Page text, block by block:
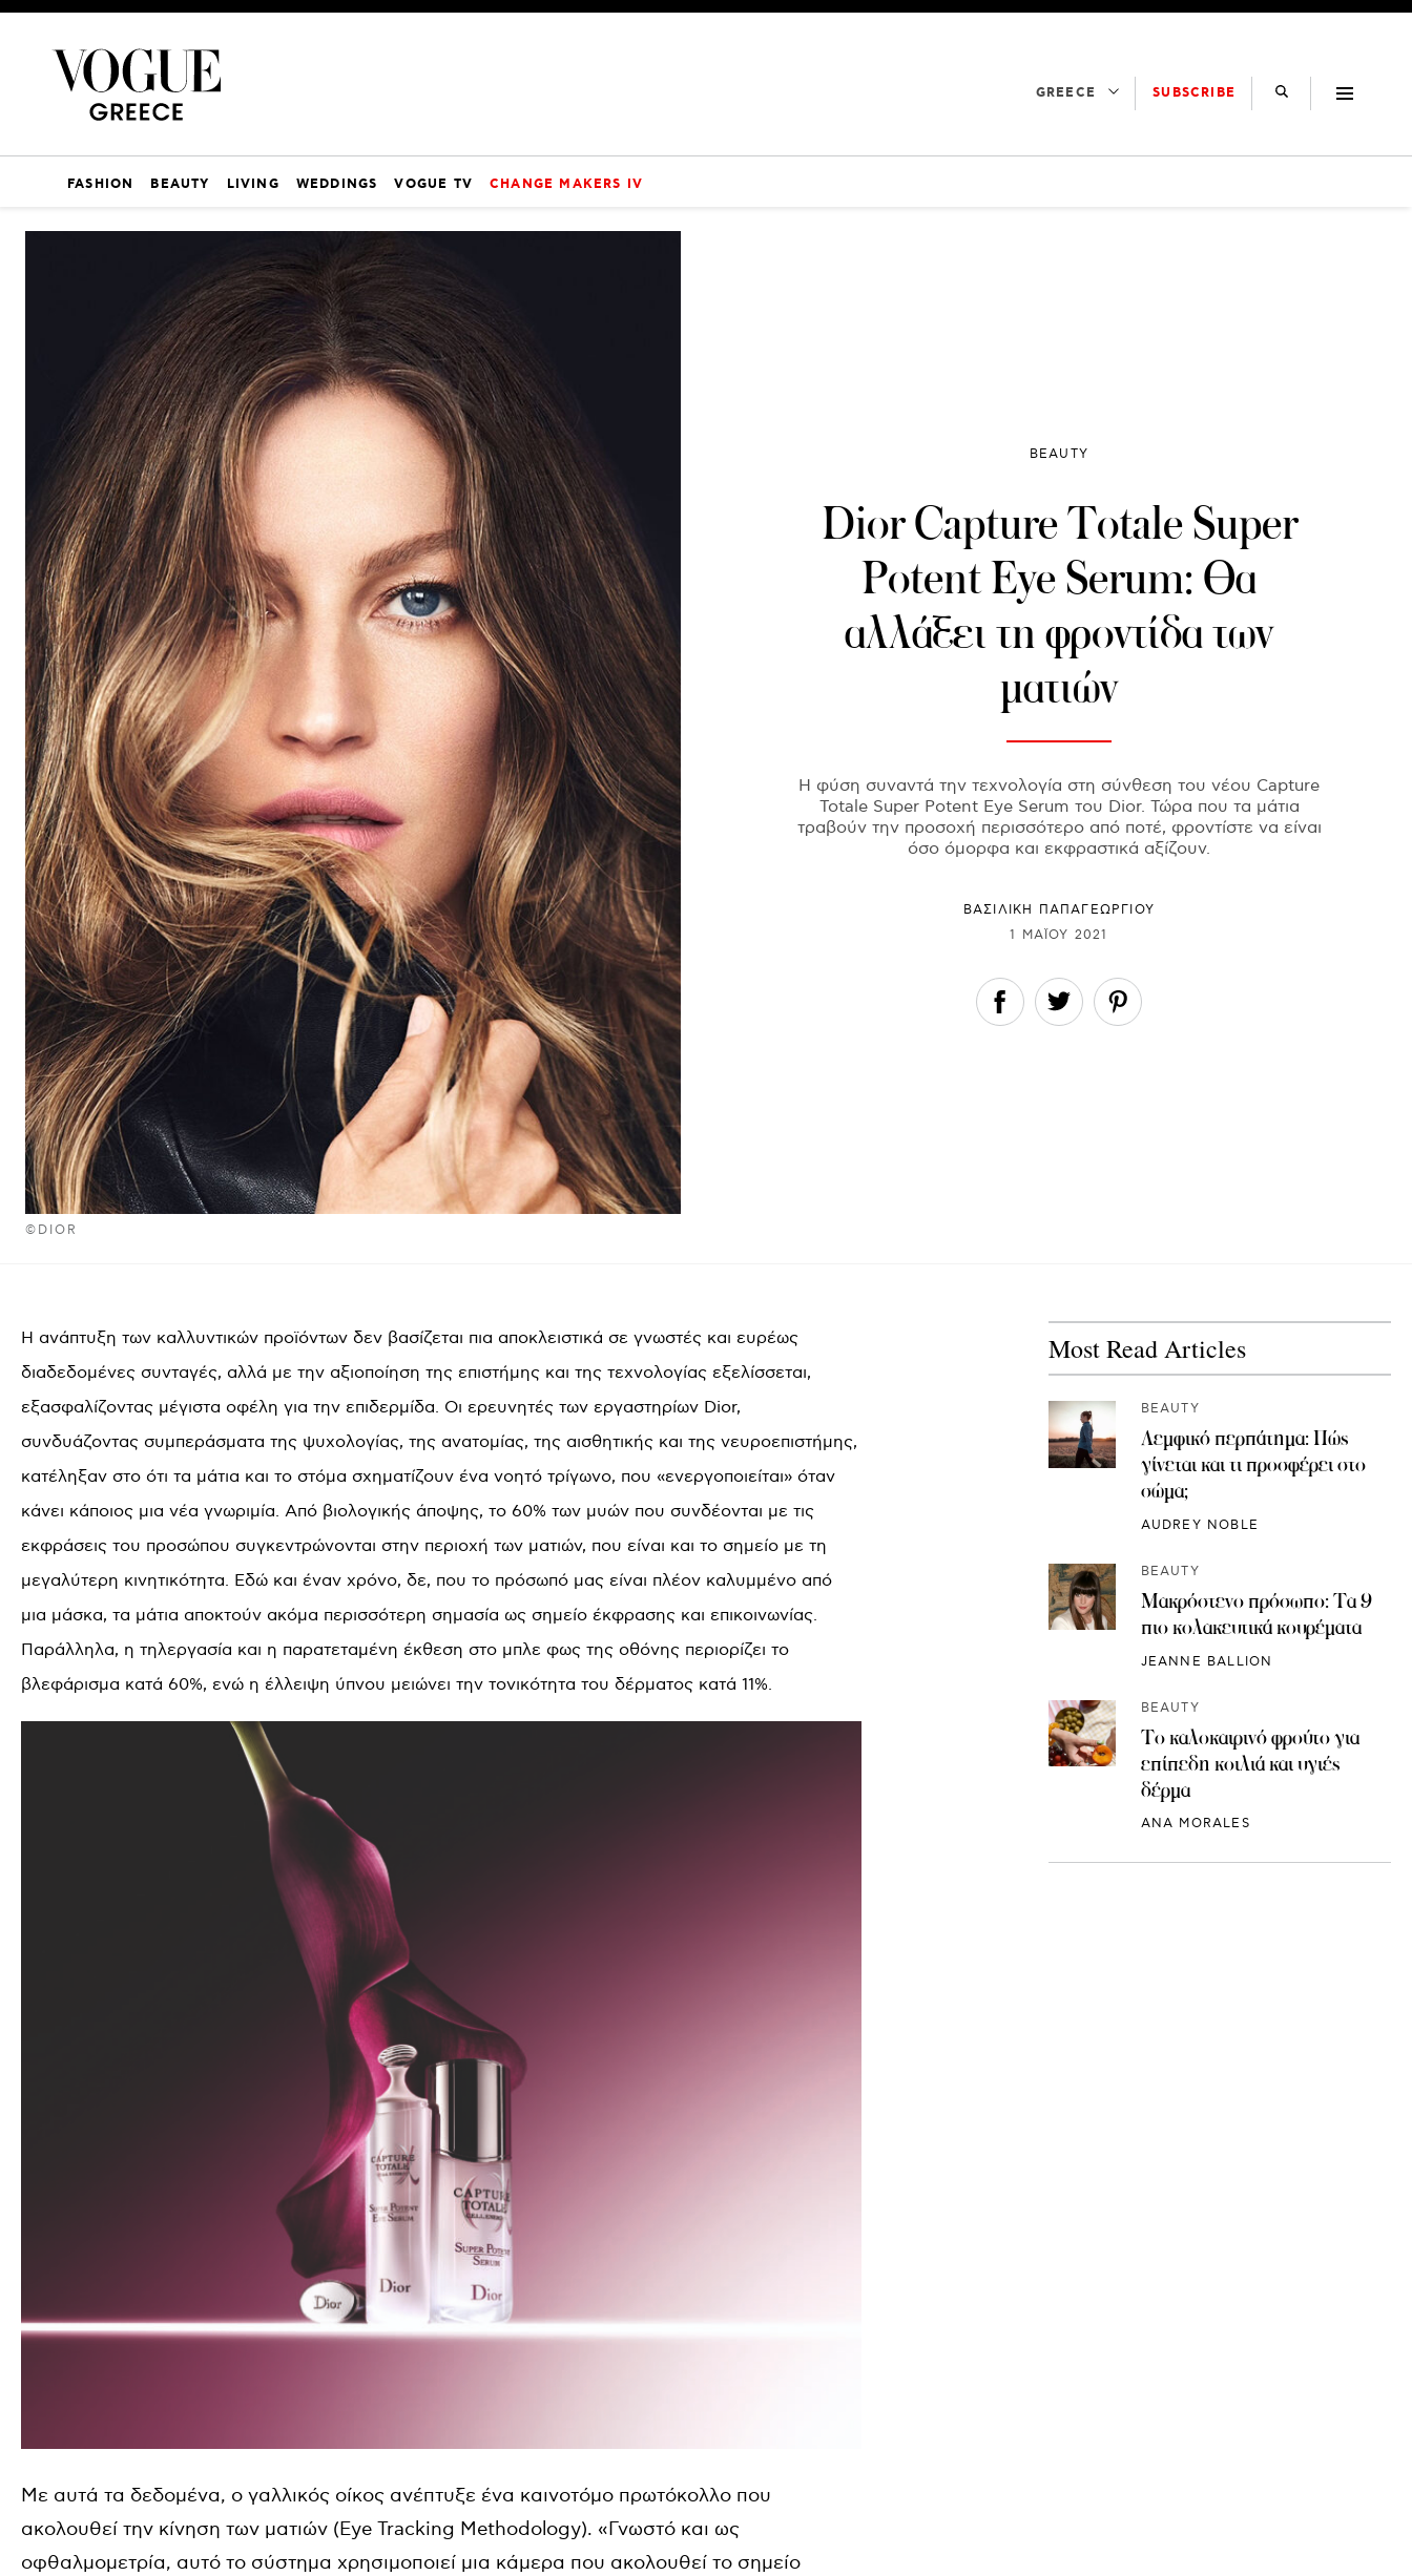
GREECE SUBSCRIBE
FASHION BEAUTY LIVING WEDDINGS VOGUE TV CHANGE MAKERS IV
©DIOR
BEAUTY
Dior Capture Totale Super
Potent Eye Serum: Θα
αλλάξει τη φροντίδα των
ματιών
Η φύση συναντά την τεχνολογία στη σύνθεση του νέου Capture
Totale Super Potent Eye Serum του Dior. Τώρα που τα μάτια
τραβούν την προσοχή περισσότερο από ποτέ, φροντίστε να είναι
όσο όμορφα και εκφραστικά αξίζουν.
ΒΑΣΙΛΙΚΗ ΠΑΠΑΓΕΩΡΓΙΟΥ
1 ΜΑΪ́ΟΥ 2021
Η ανάπτυξη των καλλυντικών προϊόντων δεν βασίζεται πια αποκλειστικά σε γνωστές και ευρέως
διαδεδομένες συνταγές, αλλά με την αξιοποίηση της επιστήμης και της τεχνολογίας εξελίσσεται,
εξασφαλίζοντας μέγιστα οφέλη για την επιδερμίδα. Οι ερευνητές των εργαστηρίων Dior,
συνδυάζοντας συμπεράσματα της ψυχολογίας, της ανατομίας, της αισθητικής και της νευροεπιστήμης,
κατέληξαν στο ότι τα μάτια και το στόμα σχηματίζουν ένα νοητό τρίγωνο, που «ενεργοποιείται» όταν
κάνει κάποιος μια νέα γνωριμία. Από βιολογικής άποψης, το 60% των μυών που συνδέονται με τις
εκφράσεις του προσώπου συγκεντρώνονται στην περιοχή των ματιών, που είναι και το σημείο με τη
μεγαλύτερη κινητικότητα. Εδώ και έναν χρόνο, δε, που το πρόσωπό μας είναι πλέον καλυμμένο από
μια μάσκα, τα μάτια αποκτούν ακόμα περισσότερη σημασία ως σημείο έκφρασης και επικοινωνίας.
Παράλληλα, η τηλεργασία και η παρατεταμένη έκθεση στο μπλε φως της οθόνης περιορίζει το
βλεφάρισμα κατά 60%, ενώ η έλλειψη ύπνου μειώνει την τονικότητα του δέρματος κατά 11%.
Με αυτά τα δεδομένα, ο γαλλικός οίκος ανέπτυξε ένα καινοτόμο πρωτόκολλο που
ακολουθεί την κίνηση των ματιών (Eye Tracking Methodology). «Γνωστό και ως
οφθαλμομετρία, αυτό το σύστημα χρησιμοποιεί μια κάμερα που ακολουθεί το σημείο
Most Read Articles
BEAUTY
Λεμφικό περπάτημα: Πώς
γίνεται και τι προσφέρει στο
σώμα;
AUDREY NOBLE
BEAUTY
Μακρόστενο πρόσωπο: Τα 9
πιο κολακευτικά κουρέματα
JEANNE BALLION
BEAUTY
Το καλοκαιρινό φρούτο για
επίπεδη κοιλιά και υγιές
δέρμα
ANA MORALES